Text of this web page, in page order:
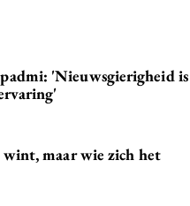
'Nieuwsgierigheid is
maar wie zich het